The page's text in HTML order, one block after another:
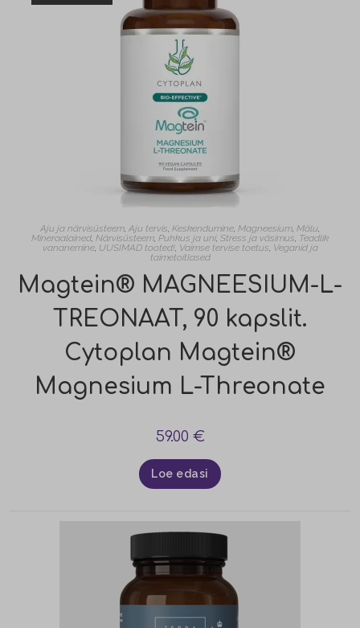
Aju ja närvisüsteem, Aju tervis, Keskendumine, Magneesium, Mälu,
Mineraalained, Närvisüsteem, Puhkus ja uni, Stress ja väsimus, Teadlik
vananemine, UUSIMAD tooted!, Vaimse tervise toetus, Veganid ja
taimetoitlased
Magtein® MAGNEESIUM-L-
TREONAAT, 90 kapslit.
Cytoplan Magtein®
Magnesium L-Threonate
59.00 €
Loe edasi